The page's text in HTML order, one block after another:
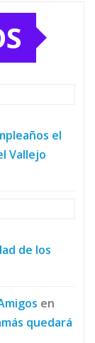
el
Vallejo
de los
en
quedará